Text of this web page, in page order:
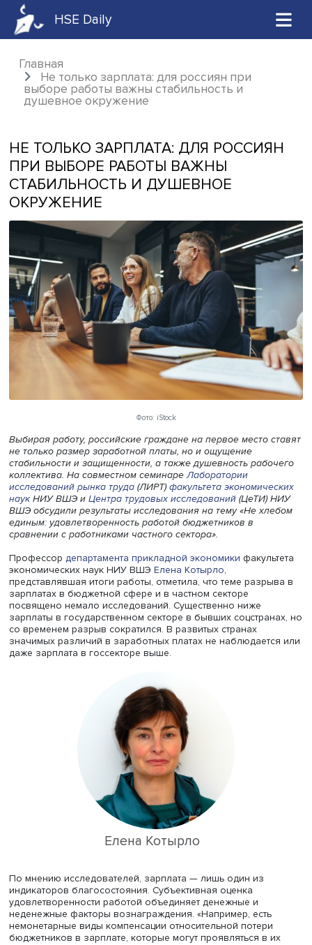
HSE Daily
Главная
Не только зарплата: для россиян при
выборе работы важны стабильность и
НЕ ТОЛЬКО ЗАРПЛАТА: ДЛЯ
ПРИ ВЫБОРЕ РАБОТЫ ВАЖНЫ
СТАБИЛЬНОСТЬ И ДУШЕВНОЕ
ОКРУЖЕНИЕ
Фото: iStock
Выбирая работу, российские граждане на первое место
не только размер заработной платы, но и ощущение
стабильности и защищенности, а также душевность
исследований рынка труда(ЛИРТ)факультета
наукНИУ ВШЭ иЦентра трудовых исследований
ВШЭ обсудили результаты исследования на тему «Не
единым: удовлетворенность работой бюджетников в
сравнении с работниками частного сектора».
Профессордепартамента прикладной экономики
экономических наук НИУ ВШЭ
зарплатах в бюджетной сфере и в частном секторе
посвящено немало исследований. Существенно ниже
зарплаты в государственном секторе в бывших
со временем разрыв сократился. В развитых странах
значимых различий в заработных платах не
даже зарплата в госсекторе выше.